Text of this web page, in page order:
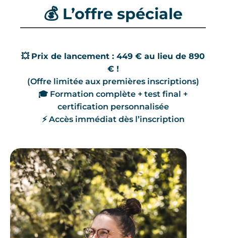
💰 L’offre spéciale
💥 Prix de lancement : 449 € au lieu de 890
€ !
(Offre limitée aux premières inscriptions)
🎓 Formation complète + test final +
certification personnalisée
⚡ Accès immédiat dès l’inscription